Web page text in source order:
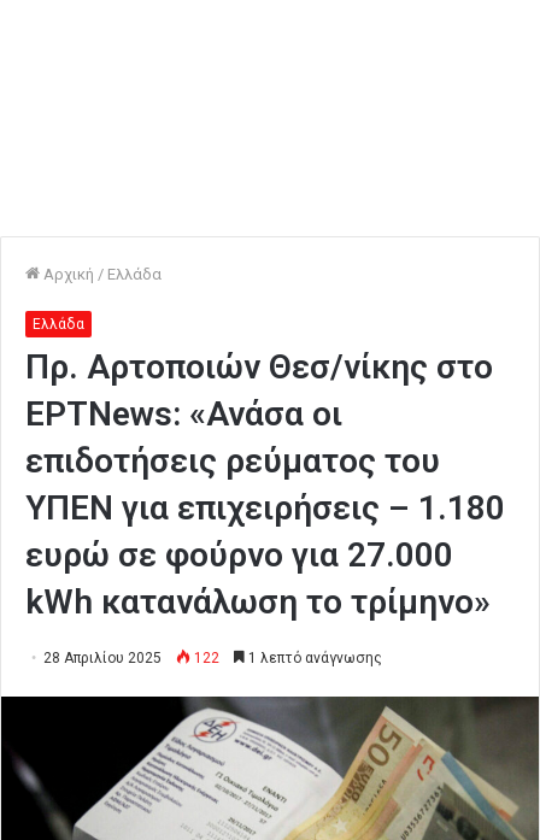
Αρχική / Ελλάδα
Ελλάδα
Πρ. Αρτοποιών Θεσ/νίκης στο
EΡΤNews: «Ανάσα οι
επιδοτήσεις ρεύματος του
ΥΠΕΝ για επιχειρήσεις – 1.180
ευρώ σε φούρνο για 27.000
kWh κατανάλωση το τρίμηνο»
28 Απριλίου 2025 122 1 λεπτό ανάγνωσης